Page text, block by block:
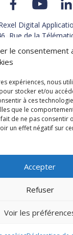
le consentement
expériences, nous
stocker et/ou
à ces
que le
de ne pas consentir
un effet négatif sur
Accepter
Refuser
Voir les
Digital
Rue de la
42000 SAINT-
TEL : 33(0)4 77 92 28
FAX : 33(0)4 77 92 28
: 33(0)4 69 68
NOUS CONTACTER
des